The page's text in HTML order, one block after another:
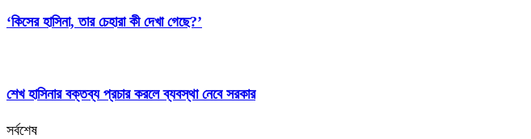
‘কিসের হাসিনা, তার চেহারা কী দেখা গেছে?’
শেখ হাসিনার বক্তব্য প্রচার করলে ব্যবস্থা নেবে সরকার
সর্বশেষ